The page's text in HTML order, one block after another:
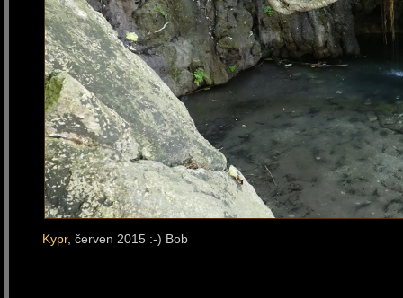
Kypr, červen 2015 :-) Bob